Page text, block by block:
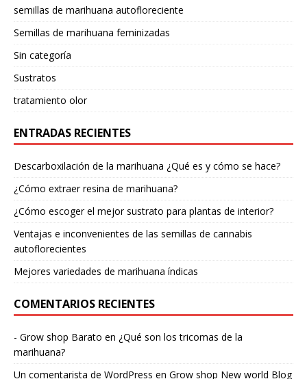
semillas de marihuana autofloreciente
Semillas de marihuana feminizadas
Sin categoría
Sustratos
tratamiento olor
ENTRADAS RECIENTES
Descarboxilación de la marihuana ¿Qué es y cómo se hace?
¿Cómo extraer resina de marihuana?
¿Cómo escoger el mejor sustrato para plantas de interior?
Ventajas e inconvenientes de las semillas de cannabis
autoflorecientes
Mejores variedades de marihuana índicas
COMENTARIOS RECIENTES
- Grow shop Barato en ¿Qué son los tricomas de la
marihuana?
Un comentarista de WordPress en Grow shop New world Blog